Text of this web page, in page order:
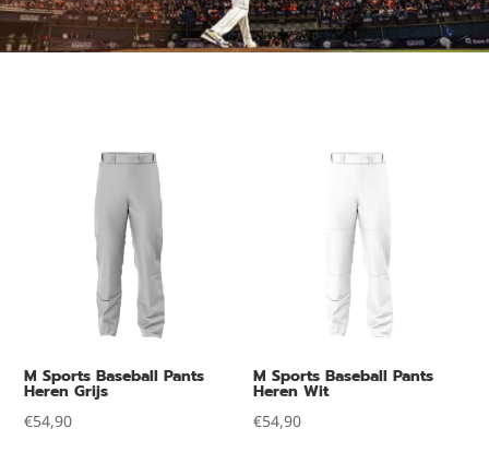
M Sports Baseball Pants
Heren Grijs
€54,90
M Sports Baseball Pants
Heren Wit
€54,90